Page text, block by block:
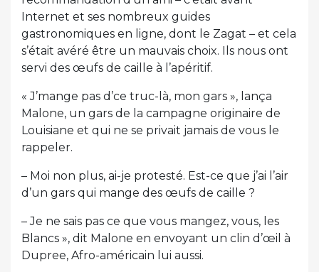
Internet et ses nombreux guides
gastronomiques en ligne, dont le Zagat – et cela
s’était avéré être un mauvais choix. Ils nous ont
servi des œufs de caille à l’apéritif.
« J’mange pas d’ce truc-là, mon gars », lança
Malone, un gars de la campagne originaire de
Louisiane et qui ne se privait jamais de vous le
rappeler.
– Moi non plus, ai-je protesté. Est-ce que j’ai l’air
d’un gars qui mange des œufs de caille ?
– Je ne sais pas ce que vous mangez, vous, les
Blancs », dit Malone en envoyant un clin d’œil à
Dupree, Afro-américain lui aussi.